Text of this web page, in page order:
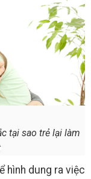
tại sao trẻ lại làm
hình dung ra việc